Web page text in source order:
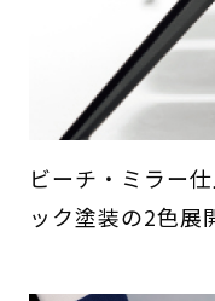
ビーチ・ミラー
ック塗装の2色展